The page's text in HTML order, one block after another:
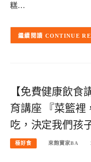
糕…
CONTINUE
【免費健康飲食
育講座 『菜籃裡
吃，決定我們孩
極好食 來飽寶家BA